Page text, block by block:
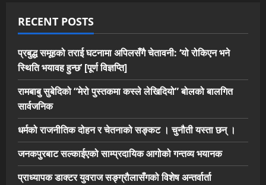
RECENT POSTS
प्रबुद्ध समूहको तराई घटनामा अपिलसँगै चेतावनी: ‘यो रोकिएन भने
स्थिति भयावह हुन्छ’ [पूर्ण विज्ञप्ति]
रामबाबु सुबेदिको “मेरो पुस्तकमा कस्ले लेखिदियो” बोलको बालगित
सार्वजनिक
धर्मको राजनीतिक दोहन र चेतनाको सङ्कट । चुनौती यस्ता छन् ।
जनकपुरबाट सल्काईएको साम्प्रदायिक आगोको गन्तव्य भयानक
प्राध्यापक डाक्टर युवराज सङ्ग्रौलासँगको विशेष अन्तर्वार्ता